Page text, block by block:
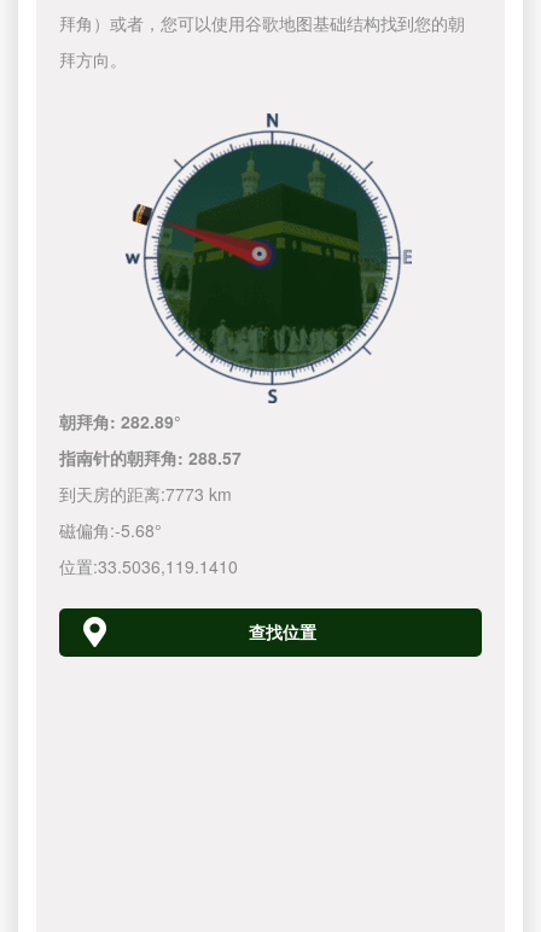
拜角）或者，您可以使用谷歌地图基础结构找到您的朝
拜方向。
朝拜角:282.89°
指南针的朝拜角:288.57
到天房的距离:7773 km
磁偏角:-5.68°
位置:33.5036,119.1410
查找位置